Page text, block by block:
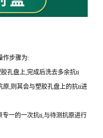
作步骤为:
孔盘上,完成后洗去多余抗ti
原,则其会与塑胶孔盘上的抗ti进
专一的一次抗ti,与待测抗原进行